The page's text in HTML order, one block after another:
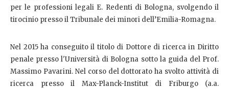
per le professioni legali E. Redenti di Bologna, svolgendo il
tirocinio presso il Tribunale dei minori dell’Emilia-Romagna.
Nel 2015 ha conseguito il titolo di Dottore di ricerca in Diritto
penale presso l'Università di Bologna sotto la guida del Prof.
Massimo Pavarini. Nel corso del dottorato ha svolto attività di
ricerca presso il Max-Planck-Institut di Friburgo (a.a.